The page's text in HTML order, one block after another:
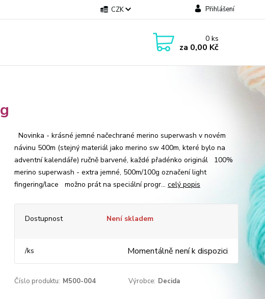
CZK Přihlášení
0ks
za 0,00 Kč
Novinka - krásné jemné načechrané merino superwash v novém
návinu 500m (stejný materiál jako merino sw 400m, které bylo na
adventní kalendáře) ručně barvené, každé přadénko originál 100%
merino superwash - extra jemné, 500m/100g označení light
fingering/lace možno prát na speciální progr... celý popis
Dostupnost Není skladem
/ks Momentálně není k dispozici
Číslo produktu: M500-004 Výrobce: Decida